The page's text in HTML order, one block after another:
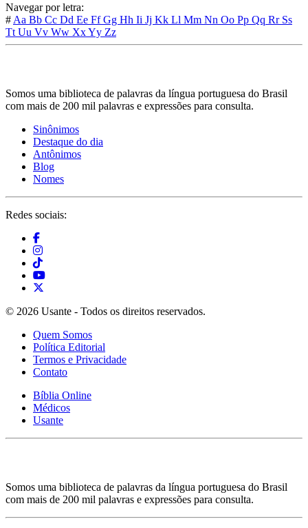
Navegar por letra:
# Aa Bb Cc Dd Ee FfGg Hh Ii Jj Kk Ll Mm Nn Oo Pp Qq Rr Ss
Tt Uu Vv Ww XxYy Zz
Somos uma biblioteca de palavras da língua portuguesa do Brasil
com mais de 200 mil palavras e expressões para consulta.
Sinônimos
Destaque do dia
Antônimos
Blog
Nomes
Redes sociais:
© 2026 Usante - Todos os direitos reservados.
Quem Somos
Política Editorial
Termos e Privacidade
Contato
Bíblia Online
Médicos
Usante
Somos uma biblioteca de palavras da língua portuguesa do Brasil
com mais de 200 mil palavras e expressões para consulta.